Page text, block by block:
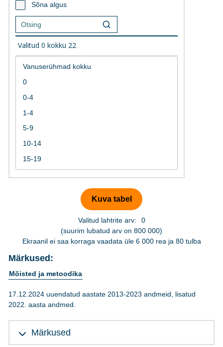
Sõna algus
Valitud 0 kokku 22
Valitud lahtrite arv:
0
(suurim lubatud arv on 800 000)
Ekraanil ei saa korraga vaadata üle 6 000 rea ja 80 tulba
Märkused:
Mõisted ja metoodika
17.12.2024 uuendatud aastate 2013-2023 andmeid, lisatud
2022. aasta andmed.
Märkused